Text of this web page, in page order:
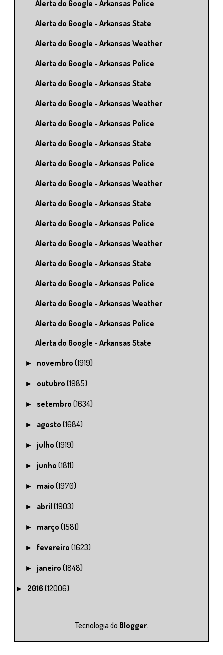
Alerta do Google - Arkansas Police
Alerta do Google - Arkansas State
Alerta do Google - Arkansas Weather
Alerta do Google - Arkansas Police
Alerta do Google - Arkansas State
Alerta do Google - Arkansas Weather
Alerta do Google - Arkansas Police
Alerta do Google - Arkansas State
Alerta do Google - Arkansas Police
Alerta do Google - Arkansas Weather
Alerta do Google - Arkansas State
Alerta do Google - Arkansas Police
Alerta do Google - Arkansas Weather
Alerta do Google - Arkansas State
Alerta do Google - Arkansas Police
Alerta do Google - Arkansas Weather
Alerta do Google - Arkansas Police
Alerta do Google - Arkansas State
► novembro(1919)
► outubro(1985)
► setembro(1634)
► agosto(1684)
► julho(1919)
► junho(1811)
► maio(1970)
► abril(1903)
► março(1581)
► fevereiro(1623)
► janeiro(1848)
► 2016 (12006)
Tecnologia do Blogger.